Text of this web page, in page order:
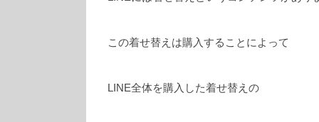
この着せ替えは購入することによって
LINE全体を購入した着せ替えの